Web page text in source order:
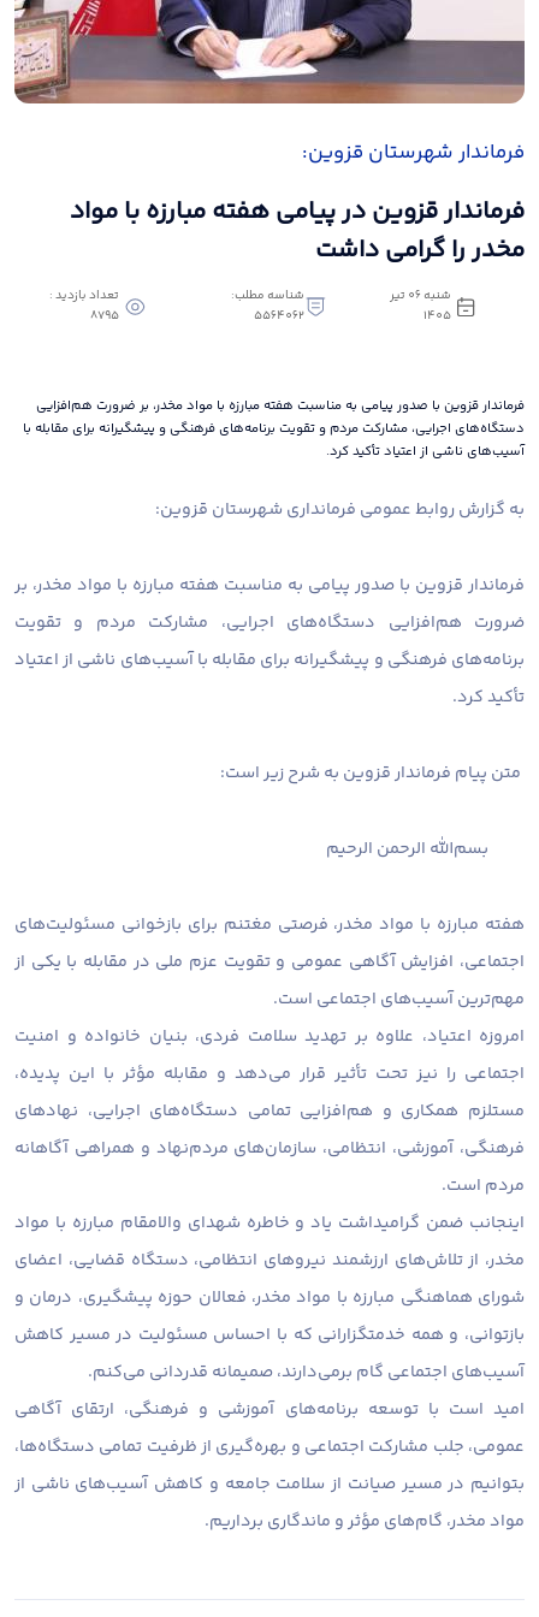
فرماندار شهرستان قزوین:
فرماندار قزوین در پیامی هفته مبارزه با مواد
مخدر را گرامی داشت
شنبه 06 تیر
1405
شناسه مطلب:
5564062
تعداد بازدید :
8795
فرماندار قزوین با صدور پیامی به مناسبت هفته مبارزه با مواد مخدر، بر ضرورت هم‌افزایی
دستگاه‌های اجرایی، مشارکت مردم و تقویت برنامه‌های فرهنگی و پیشگیرانه برای مقابله با
آسیب‌های ناشی از اعتیاد تأکید کرد.
به گزارش روابط عمومی فرمانداری شهرستان قزوین:
فرماندار قزوین با صدور پیامی به مناسبت هفته مبارزه با مواد مخدر، بر
ضرورت هم‌افزایی دستگاه‌های اجرایی، مشارکت مردم و تقویت
برنامه‌های فرهنگی و پیشگیرانه برای مقابله با آسیب‌های ناشی از اعتیاد
تأکید کرد.
متن پیام فرماندار قزوین به شرح زیر است:
بسم‌الله الرحمن الرحیم
هفته مبارزه با مواد مخدر، فرصتی مغتنم برای بازخوانی مسئولیت‌های
اجتماعی، افزایش آگاهی عمومی و تقویت عزم ملی در مقابله با یکی از
مهم‌ترین آسیب‌های اجتماعی است.
امروزه اعتیاد، علاوه بر تهدید سلامت فردی، بنیان خانواده و امنیت
اجتماعی را نیز تحت تأثیر قرار می‌دهد و مقابله مؤثر با این پدیده،
مستلزم همکاری و هم‌افزایی تمامی دستگاه‌های اجرایی، نهادهای
فرهنگی، آموزشی، انتظامی، سازمان‌های مردم‌نهاد و همراهی آگاهانه
مردم است.
اینجانب ضمن گرامیداشت یاد و خاطره شهدای والامقام مبارزه با مواد
مخدر، از تلاش‌های ارزشمند نیروهای انتظامی، دستگاه قضایی، اعضای
شورای هماهنگی مبارزه با مواد مخدر، فعالان حوزه پیشگیری، درمان و
بازتوانی، و همه خدمتگزارانی که با احساس مسئولیت در مسیر کاهش
آسیب‌های اجتماعی گام برمی‌دارند، صمیمانه قدردانی می‌کنم.
امید است با توسعه برنامه‌های آموزشی و فرهنگی، ارتقای آگاهی
عمومی، جلب مشارکت اجتماعی و بهره‌گیری از ظرفیت تمامی دستگاه‌ها،
بتوانیم در مسیر صیانت از سلامت جامعه و کاهش آسیب‌های ناشی از
مواد مخدر، گام‌های مؤثر و ماندگاری برداریم.